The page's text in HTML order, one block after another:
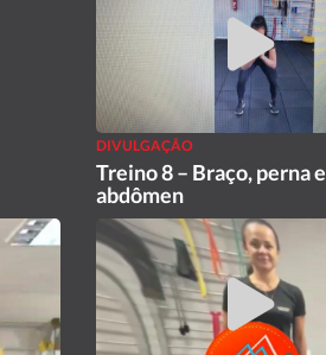
DIVULGAÇÃO
Treino 8 – Braço, perna e
abdômen